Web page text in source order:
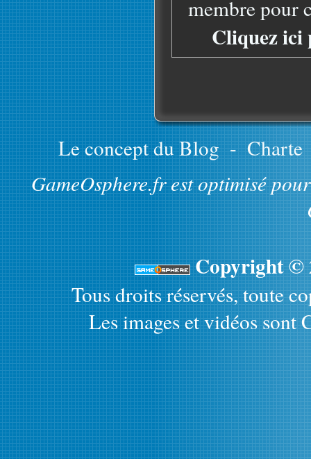
membre pour
Cliquez ici
Le concept du Blog - Charte
GameOsphere.fr est optimisé
Copyright ©
Tous droits réservés, toute
Les images et vidéos